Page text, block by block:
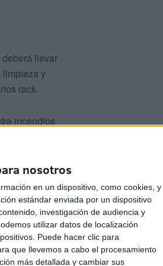
nosotros
en un dispositivo, como cookies, y
estándar enviada por un dispositivo
investigación de audiencia y
utilizar datos de localización
Puede hacer clic para
que llevemos a cabo el procesamiento
más detallada y cambiar sus
llevar
limpieza y
rack.
incendios
la
incluso
sistema
de equipos
y la